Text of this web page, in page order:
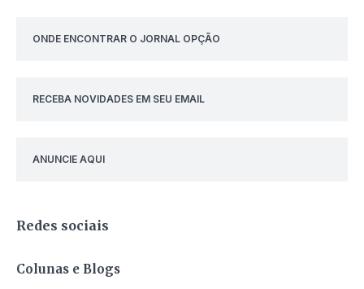
ONDE ENCONTRAR O JORNAL OPÇÃO
RECEBA NOVIDADES EM SEU EMAIL
ANUNCIE AQUI
Redes sociais
Colunas e Blogs